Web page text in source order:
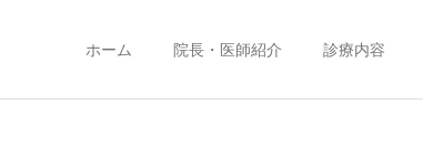
ホーム 院長・医師紹介 診療内容